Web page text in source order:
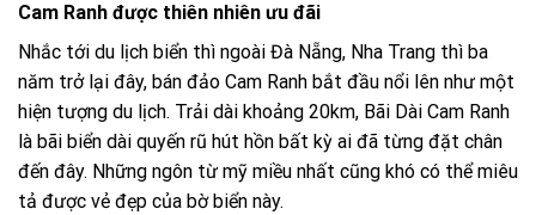
Cam Ranh được thiên nhiên ưu đãi
Nhắc tới du lịch biển thì ngoài Đà Nẵng, Nha Trang thì ba
năm trở lại đây, bán đảo Cam Ranh bắt đầu nổi lên như một
hiện tượng du lịch. Trải dài khoảng 20km, Bãi Dài Cam Ranh
là bãi biển dài quyến rũ hút hồn bất kỳ ai đã từng đặt chân
đến đây. Những ngôn từ mỹ miều nhất cũng khó có thể miêu
tả được vẻ đẹp của bờ biển này.